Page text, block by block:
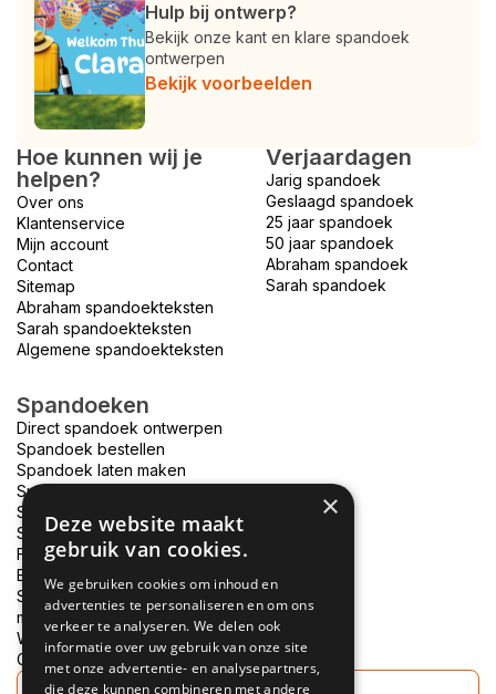
Hulp bij ontwerp?
Bekijk onze kant en klare spandoek
ontwerpen
Bekijk voorbeelden
Hoe kunnen wij je
helpen?
Over ons
Klantenservice
Mijn account
Contact
Sitemap
Abraham spandoekteksten
Sarah spandoekteksten
Algemene spandoekteksten
Verjaardagen
Jarig spandoek
Geslaagd spandoek
25 jaar spandoek
50 jaar spandoek
Abraham spandoek
Sarah spandoek
Spandoeken
Direct spandoek ontwerpen
Spandoek bestellen
Spandoek laten maken
Spandoek bedrukken
Spandoek drukken
Spandoek ontwerpen
Foto spandoek
Bouwhek spandoek
Spandoek bedrukken
morgen in huis
Welkom thuis spandoek
Goedkope spandoeken
×
Deze website maakt
gebruik van cookies.
We gebruiken cookies om inhoud en
advertenties te personaliseren en om ons
verkeer te analyseren. We delen ook
informatie over uw gebruik van onze site
met onze advertentie- en analysepartners,
die deze kunnen combineren met andere